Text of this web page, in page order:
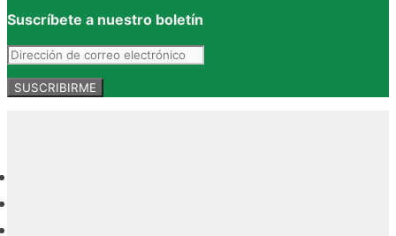
Suscríbete a nuestro boletín